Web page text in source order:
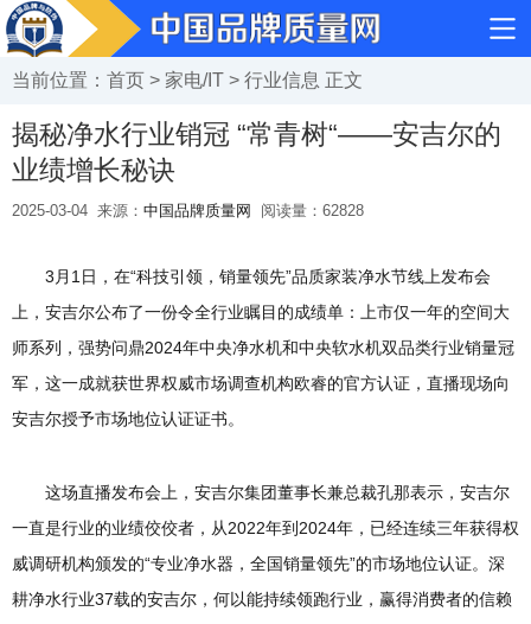
当前位置： 首页 > 家电/IT > 行业信息 正文
揭秘净水行业销冠 “常青树“——安吉尔的
业绩增长秘诀
2025-03-04 来源： 中国品牌质量网 阅读量： 62828
3月1日，在“科技引领，销量领先”品质家装净水节线上发布会
上，安吉尔公布了一份令全行业瞩目的成绩单：上市仅一年的空间大
师系列，强势问鼎2024年中央净水机和中央软水机双品类行业销量冠
军，这一成就获世界权威市场调查机构欧睿的官方认证，直播现场向
安吉尔授予市场地位认证证书。
这场直播发布会上，安吉尔集团董事长兼总裁孔那表示，安吉尔
一直是行业的业绩佼佼者，从2022年到2024年，已经连续三年获得权
威调研机构颁发的“专业净水器，全国销量领先”的市场地位认证。深
耕净水行业37载的安吉尔，何以能持续领跑行业，赢得消费者的信赖